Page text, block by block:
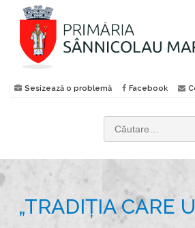
Sesizează o problemă Facebook
„TRADIȚIA CARE